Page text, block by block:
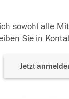
sowohl alle
Sie in
Jetzt